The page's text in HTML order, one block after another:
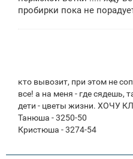
пробирки пока не
кто вывозит, при этом не
все! а на меня - где сядешь,
дети - цветы жизни. ХОЧУ
Танюша - 3250-50
Кристюша - 3274-54